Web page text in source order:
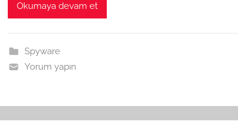
Okumaya devam et
Spyware
Yorum yapın